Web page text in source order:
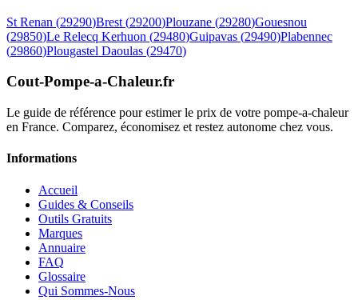
St Renan (29290)Brest (29200)Plouzane (29280)Gouesnou
(29850)Le Relecq Kerhuon (29480)Guipavas (29490)Plabennec
(29860)Plougastel Daoulas (29470)
Cout-Pompe-a-Chaleur.fr
Le guide de référence pour estimer le prix de votre pompe-a-chaleur
en France. Comparez, économisez et restez autonome chez vous.
Informations
Accueil
Guides & Conseils
Outils Gratuits
Marques
Annuaire
FAQ
Glossaire
Qui Sommes-Nous